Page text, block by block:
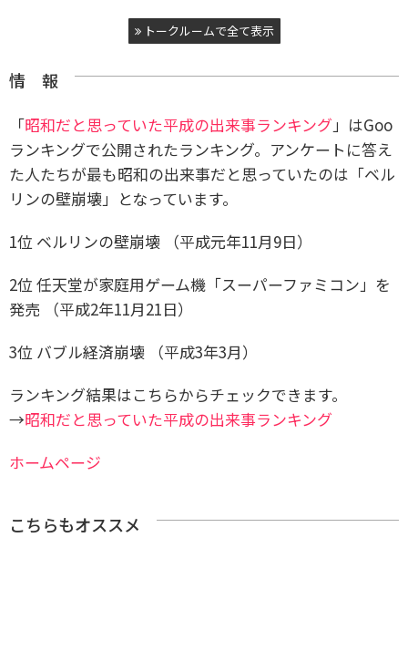
トークルームで全て表示
情 報
「昭和だと思っていた平成の出来事ランキング 」はGoo
ランキングで公開されたランキング。アンケートに答え
た人たちが最も昭和の出来事だと思っていたのは「ベル
リンの壁崩壊」となっています。
1位 ベルリンの壁崩壊 （平成元年11月9日）
2位 任天堂が家庭用ゲーム機「スーパーファミコン」を
発売 （平成2年11月21日）
3位 バブル経済崩壊 （平成3年3月）
ランキング結果はこちらからチェックできます。
→昭和だと思っていた平成の出来事ランキング
ホームページ
こちらもオススメ